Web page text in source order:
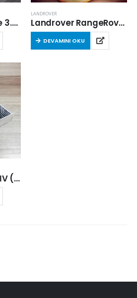
Cadillac Escalade 3.0L L6 – 6.2L V8 2021 Sonrası Hava Filtresi
LANDROVER
Landrover RangeRover III 02 – 05 Arası 4.4 V8 Benzinli Hava Filtresi
DEVAMINI OKU
Mıtsubıshı Pajero IV (V8,V9) 2006 Sonrası 3.8 v6 Kabin Filtresi